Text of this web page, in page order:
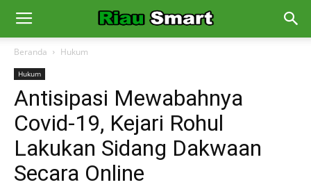
Beranda Hukum
Hukum
Antisipasi Mewabahnya
Covid-19, Kejari Rohul
Lakukan Sidang Dakwaan
Secara Online